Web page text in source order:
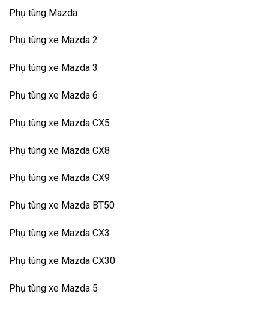
Phụ tùng Mazda
Phụ tùng xe Mazda 2
Phụ tùng xe Mazda 3
Phụ tùng xe Mazda 6
Phụ tùng xe Mazda CX5
Phụ tùng xe Mazda CX8
Phụ tùng xe Mazda CX9
Phụ tùng xe Mazda BT50
Phụ tùng xe Mazda CX3
Phụ tùng xe Mazda CX30
Phụ tùng xe Mazda 5